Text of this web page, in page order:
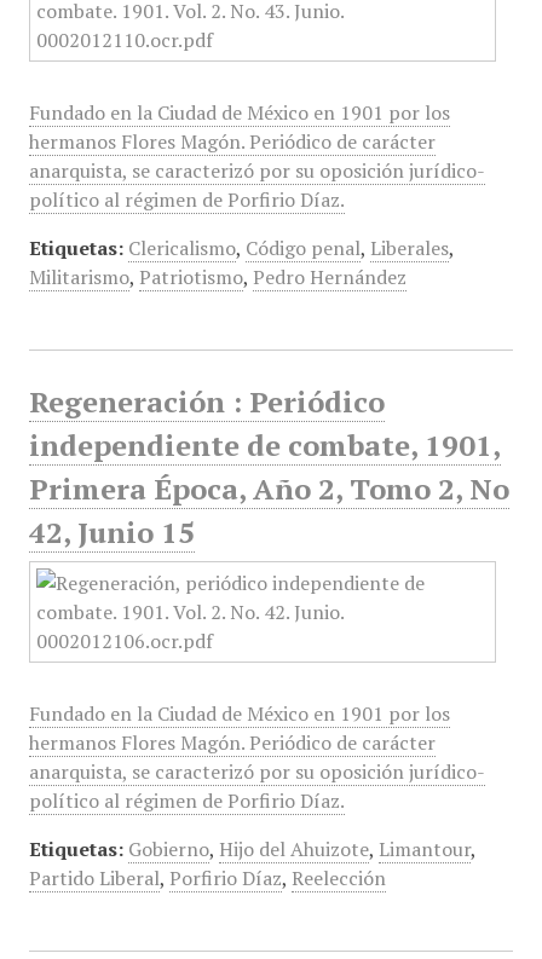
Fundado en la Ciudad de México en 1901 por los
hermanos Flores Magón. Periódico de carácter
anarquista, se caracterizó por su oposición jurídico-
político al régimen de Porfirio Díaz.
Etiquetas: Clericalismo, Código penal, Liberales,
Militarismo, Patriotismo, Pedro Hernández
Regeneración : Periódico
independiente de combate, 1901,
Primera Época, Año 2, Tomo 2, No
42, Junio 15
Fundado en la Ciudad de México en 1901 por los
hermanos Flores Magón. Periódico de carácter
anarquista, se caracterizó por su oposición jurídico-
político al régimen de Porfirio Díaz.
Etiquetas: Gobierno, Hijo del Ahuizote, Limantour,
Partido Liberal, Porfirio Díaz, Reelección